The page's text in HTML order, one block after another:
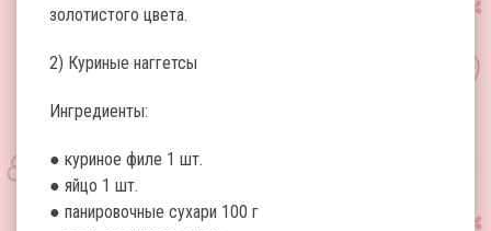
золотистого цвета.
2) Куриные наггетсы
Ингредиенты:
● куриное филе 1 шт.
● яйцо 1 шт.
● панировочные сухари 100 г